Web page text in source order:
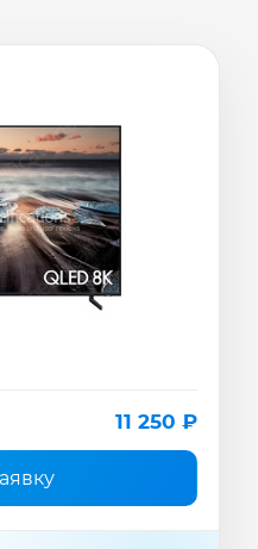
11 250 ₽